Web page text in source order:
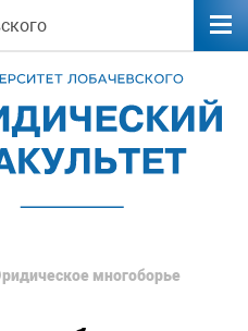
многоборье